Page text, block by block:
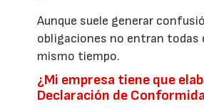
Aunque suele generar
obligaciones no entran todas
mismo tiempo.
¿Mi empresa tiene que
Declaración de